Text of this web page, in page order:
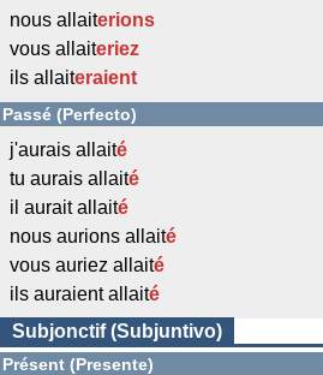
nous allaiterions
vous allaiteriez
ils allaiteraient
Passé (Perfecto)
j'aurais allaité
tu aurais allaité
il aurait allaité
nous aurions allaité
vous auriez allaité
ils auraient allaité
Subjonctif (Subjuntivo)
Présent (Presente)